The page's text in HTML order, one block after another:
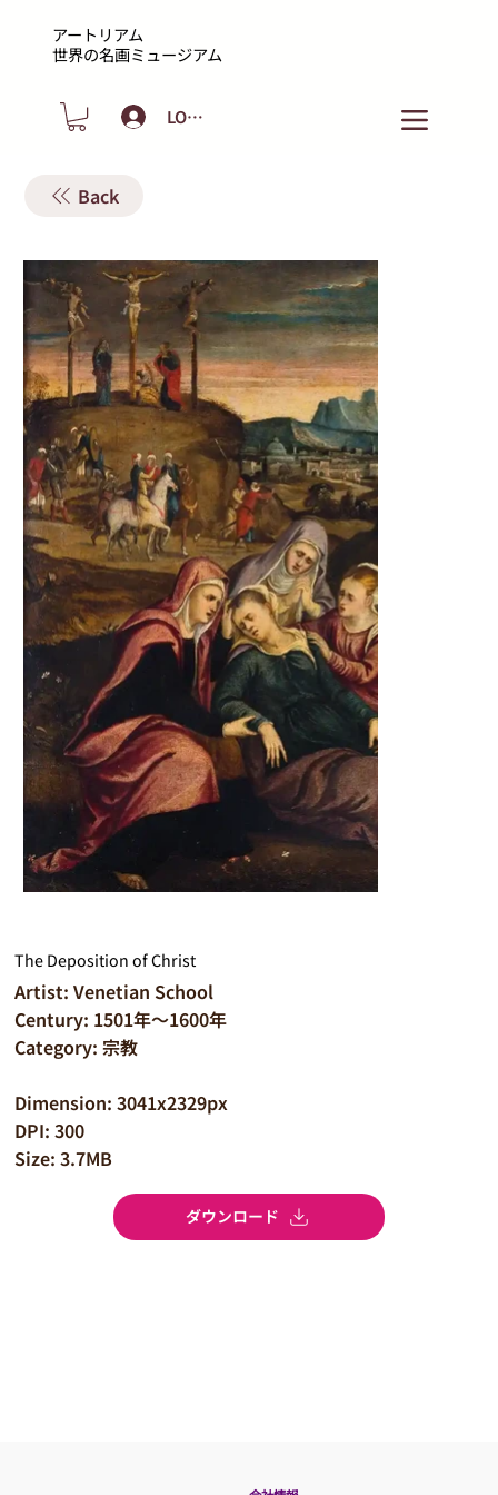
アートリアム
​世界の名画ミュージアム
LOGIN
Back
The Deposition of Christ
Artist: Venetian School
Century: 1501年～1600年
Category: 宗教
Dimension: 3041x2329px
DPI: 300
Size: 3.7MB
ダウンロード